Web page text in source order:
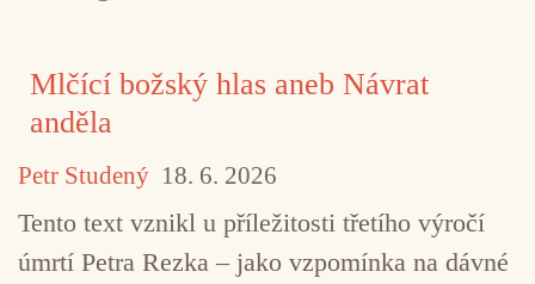
Mlčící božský hlas aneb Návrat
anděla
Petr Studený 18. 6. 2026
Tento text vznikl u příležitosti třetího výročí
úmrtí Petra Rezka – jako vzpomínka na dávné